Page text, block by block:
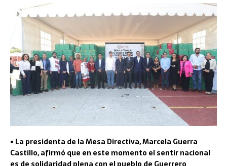
• La presidenta de la Mesa Directiva, Marcela Guerra
Castillo, afirmó que en este momento el sentir nacional